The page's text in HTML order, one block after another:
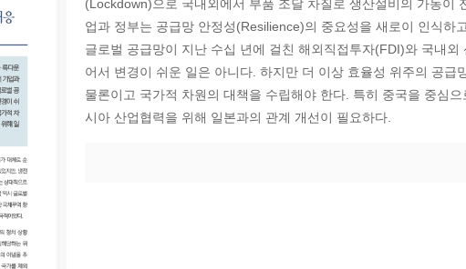
(Lockdown)으로 국내외에서 부품 조달 차질로 생산설비의 가동이
업과 정부는 공급망 안정성(Resilience)의 중요성을 새로이 인식하
글로벌 공급망이 지난 수십 년에 걸친 해외직접투자(FDI)와 국내외
어서 변경이 쉬운 일은 아니다. 하지만 더 이상 효율성 위주의 공급
물론이고 국가적 차원의 대책을 수립해야 한다. 특히 중국을 중심으
시아 산업협력을 위해 일본과의 관계 개선이 필요하다.